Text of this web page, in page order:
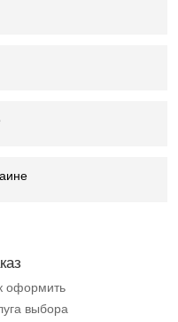
оформить
выбора